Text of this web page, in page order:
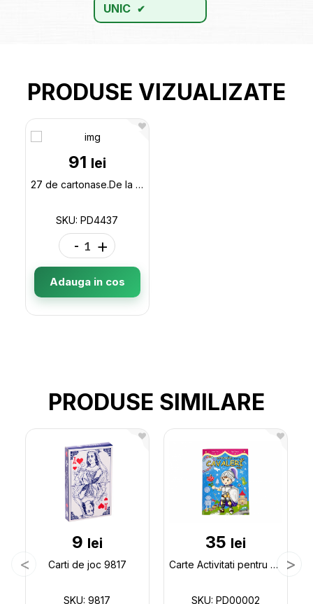
UNIC
PRODUSE VIZUALIZATE
91 lei
27 de cartonase.De la punct la linie,Jocuri de scriere PD4437
SKU: PD4437
- +
Adauga in cos
PRODUSE SIMILARE
9 lei
Carti de joc 9817
SKU: 9817
35 lei
Carte Activitati pentru cavaleri mici PD00002
SKU: PD00002